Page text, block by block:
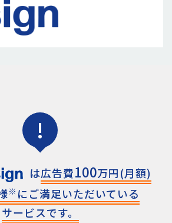
!
は広告費100万円(月額)
※ にご満足いただいている
サービスです。